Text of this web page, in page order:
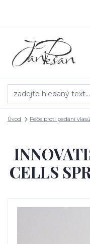
Úvod Péče proti padání vlasů
CELLS